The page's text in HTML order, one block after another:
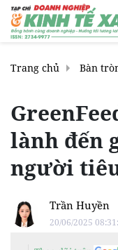
Trang chủ Bàn
lành đến
người
Trần Huyền
20/06/2025